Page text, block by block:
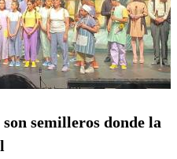
semilleros donde la